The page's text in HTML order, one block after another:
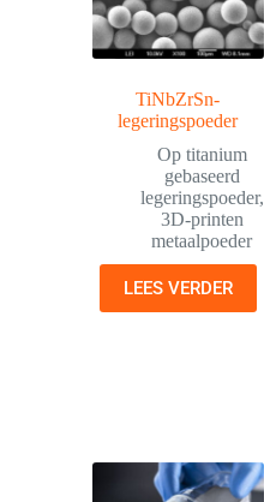
TiNbZrSn-
legeringspoeder
Op titanium
gebaseerd
legeringspoeder,
3D-printen
metaalpoeder
LEES VERDER